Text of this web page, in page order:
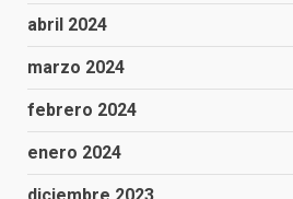
abril 2024
marzo 2024
febrero 2024
enero 2024